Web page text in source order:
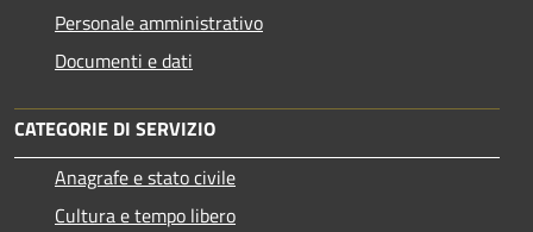
Personale amministrativo
Documenti e dati
CATEGORIE DI SERVIZIO
Anagrafe e stato civile
Cultura e tempo libero